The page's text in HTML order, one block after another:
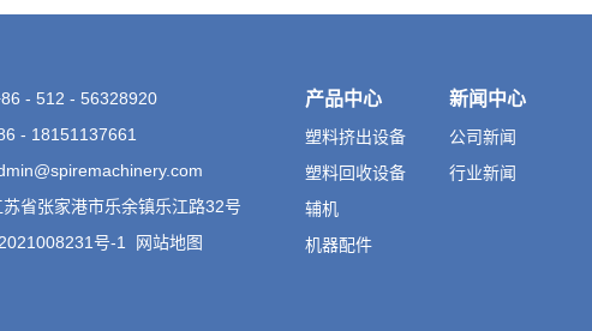
- 512 - 56328920
- 18151137661
省张家港市乐余镇乐江路32号
号-1
网站地图
产品中心
塑料挤出设备
塑料回收设备
辅机
机器配件
新闻中心
公司新闻
行业新闻